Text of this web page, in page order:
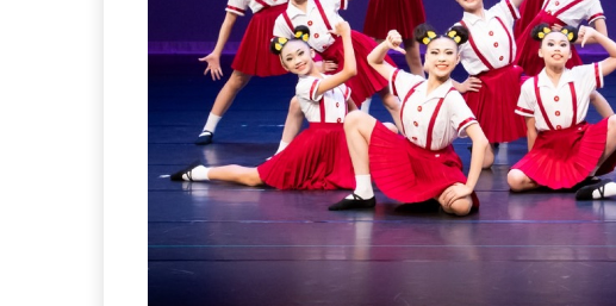
Previous